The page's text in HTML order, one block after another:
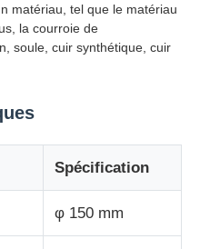
matériau, tel que le matériau
la courroie de
soule, cuir synthétique, cuir
Spécification
φ 150 mm